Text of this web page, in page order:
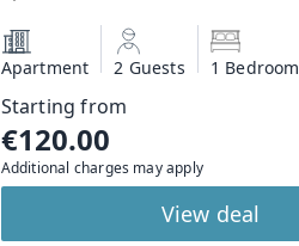
Apartment 2 Guests 1 Bedroom
Starting from
€120.00
Additional charges may apply
View deal